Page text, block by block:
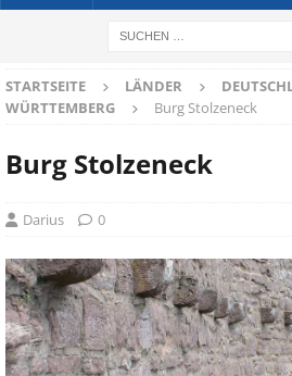
STARTSEITE LÄNDER
WÜRTTEMBERG
Burg Stolzeneck
Burg Stolzeneck
Darius 0